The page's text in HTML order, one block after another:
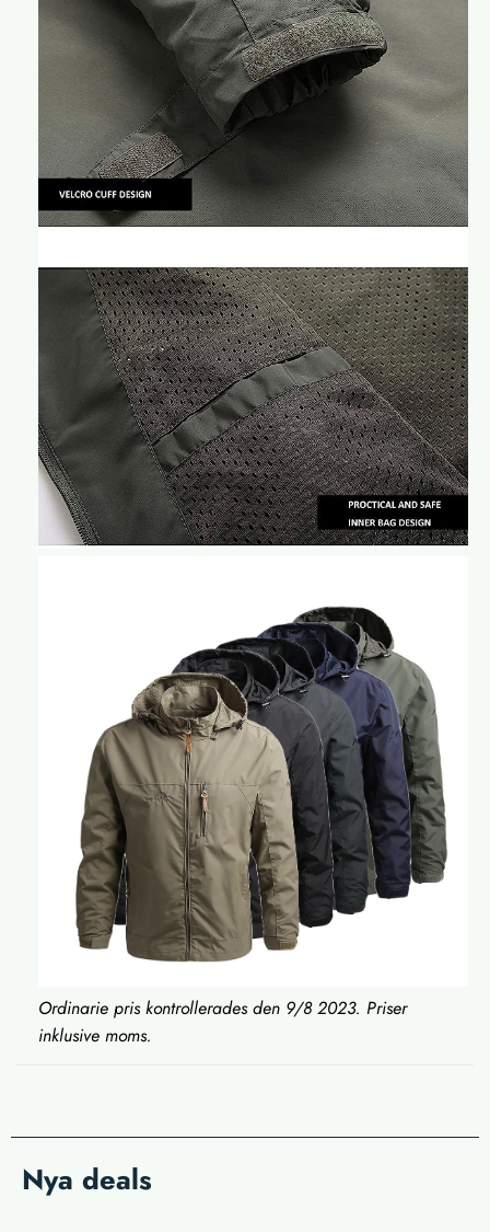
Ordinarie pris kontrollerades den 9/8 2023. Priser
inklusive moms.
Nya deals